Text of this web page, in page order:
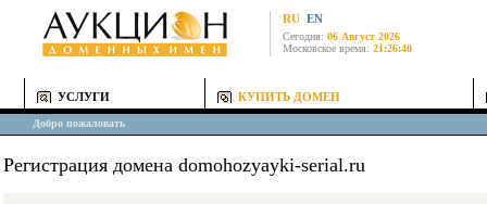
RU EN
Сегодня: 06 Август 2026
Московское время: 21:26:40
УСЛУГИ КУПИТЬ ДОМЕН
Добро пожаловать
Регистрация домена domohozyayki-serial.ru